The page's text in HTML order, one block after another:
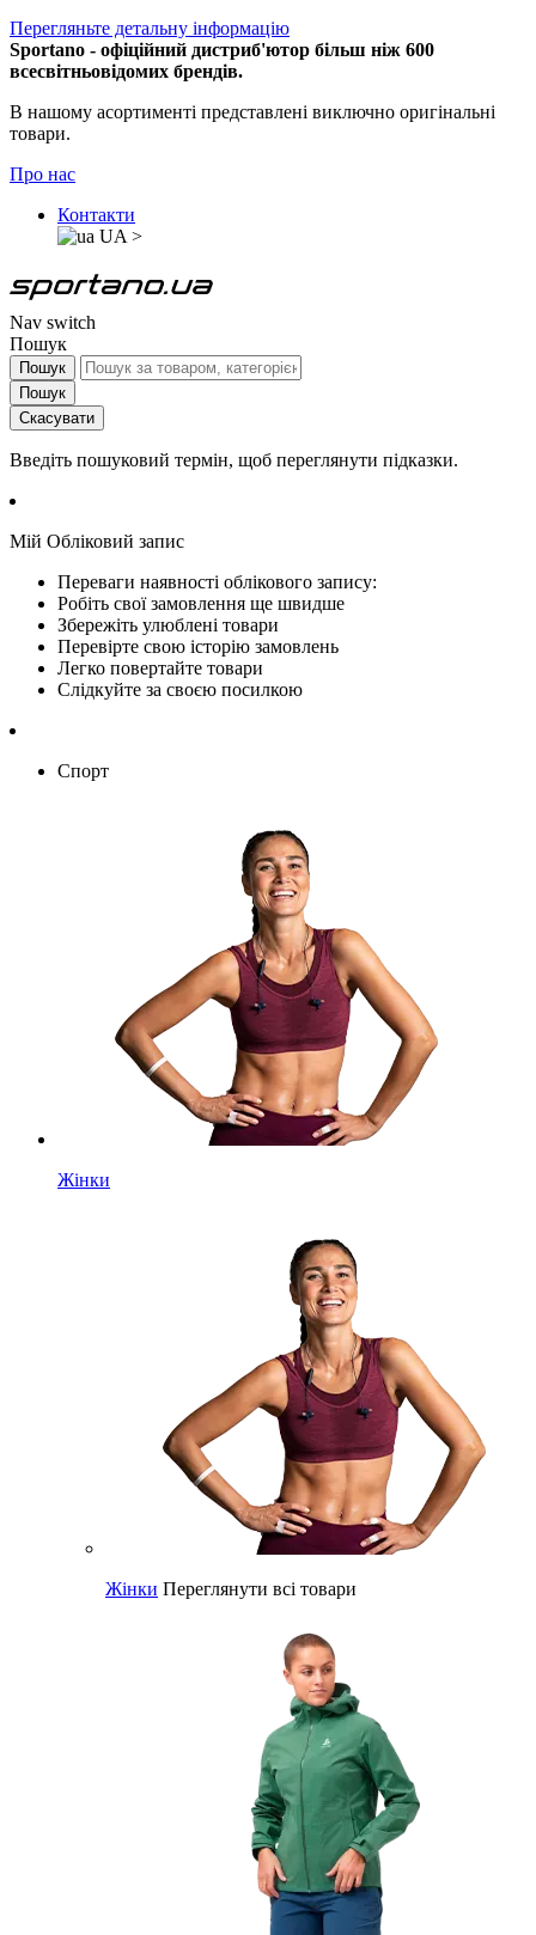
Перегляньте детальну інформацію
Sportano - офіційний дистриб'ютор більш ніж 600
всесвітньовідомих брендів.
В нашому асортименті представлені виключно оригінальні
товари.
Про нас
Контакти
UA >
Nav switch
Пошук
Пошук
Пошук
Скасувати
Введіть пошуковий термін, щоб переглянути підказки.
Мій Обліковий запис
Переваги наявності облікового запису:
Робіть свої замовлення ще швидше
Збережіть улюблені товари
Перевірте свою історію замовлень
Легко повертайте товари
Слідкуйте за своєю посилкою
Спорт
Жінки
Жінки Переглянути всі товари